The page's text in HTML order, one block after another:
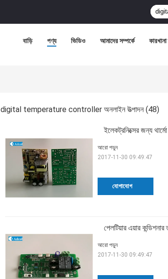
বাড়ি পণ্য ভিডিও আমাদের সম্পর্কে
digital temperature controller অনলাইন উত্পাদন (48)
ইলেকট্রনিক্সের জন্য
যোগাযোগ
আরো পড়ুন
2017-11-30 09:49:47
পেলটিয়ার এয়ার কন্ডিশনার
আরো পড়ুন
2017-11-30 09:49:47